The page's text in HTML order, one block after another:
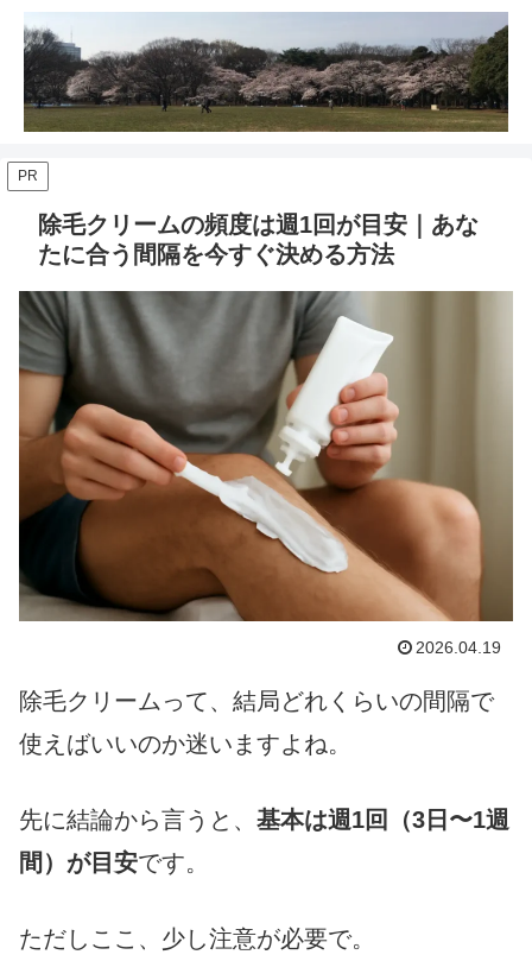
PR
除毛クリームの頻度は週1回が目安｜あな
たに合う間隔を今すぐ決める方法
2026.04.19
除毛クリームって、結局どれくらいの間隔で
使えばいいのか迷いますよね。
先に結論から言うと、 基本は週1回（3日〜1週
間）が目安です。
ただしここ、少し注意が必要で。